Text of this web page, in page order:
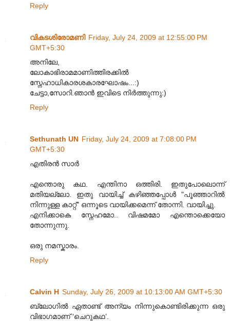
Reply
വികടശിരോമണി Friday, July 24, 2009 at 12:55:00 PM
GMT+5:30
അനിലേ,
ലോകാഭിരാമമാണിത്തിരക്കിൽ
സ്നേഹാധികാരശകാരഘോഷം...:)
ചേട്ടാ,സോറി.ഞാൻ ഇവിടെ നിർത്തുന്നു:)
Reply
Sethunath UN Friday, July 24, 2009 at 7:08:00 PM
GMT+5:30
എതിരന്‍ സാ‌ര്‍
എന്തൊരു കഥ. എന്തിനാ ഒത്തിരി. ഇതുപോലൊന്ന്
മ‌തിയല്ലോ. ഇതു വായിച്ച് കഴിഞ്ഞപ്പോ‌ള്‍ "പൂഞ്ഞാറില്‍
നിന്നുള്ള കാറ്റ്" ഒന്നൂടെ വായിക്കമെന്ന് തോന്നി. വായിച്ചു.
എനിക്കാകെ സ്നേഹമോ.. വിഷമ‌മോ എന്തൊക്കെയോ
തോന്നുന്നു.
ഒരു നമ‌സ്കാരം.
Reply
Calvin H Sunday, July 26, 2009 at 10:13:00 AM GMT+5:30
ബ്ലോഗിൽ ഏതാണ്ട് അന്യം നിന്നുകൊണ്ടിരിക്കുന്ന ഒരു
വിഭാഗമാണ് ‘ചെറുകഥ’.